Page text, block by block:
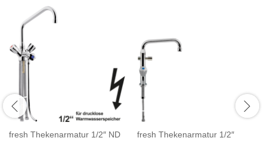
fresh Thekenarmatur 1/2″ ND fresh Thekenarmatur 1/2″